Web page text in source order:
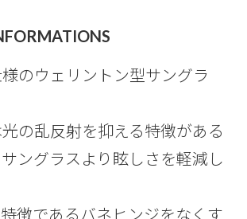
のウェリントン型サングラ
の乱反射を抑える特徴がある
ングラスより眩しさを軽減し
徴であるバネヒンジをなくす